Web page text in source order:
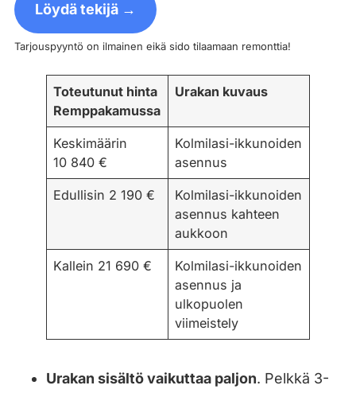
Löydä tekijä →
Tarjouspyyntö on ilmainen eikä sido tilaamaan remonttia!
Toteutunut hinta
Remppakamussa
Urakan kuvaus
Keskimäärin
10 840 €
Kolmilasi-ikkunoiden
asennus
Edullisin 2 190 €
Kolmilasi-ikkunoiden
asennus kahteen
aukkoon
Kallein 21 690 €
Kolmilasi-ikkunoiden
asennus ja
ulkopuolen
viimeistely
Urakan sisältö vaikuttaa paljon. Pelkkä 3-